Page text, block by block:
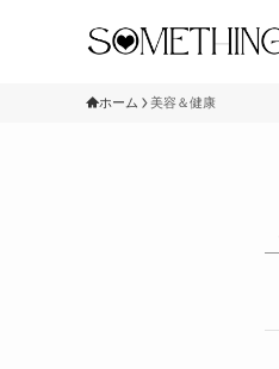
ホーム 美容＆健康